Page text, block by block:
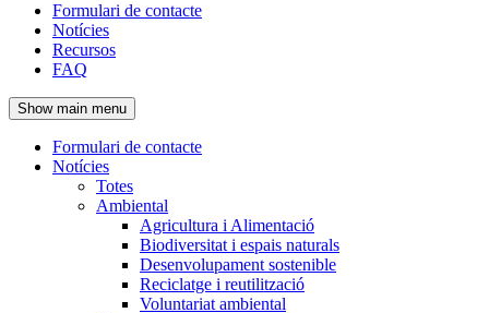
Navegació
principal
de
l'encapçalament
Formulari de contacte
Notícies
Recursos
FAQ
Show main menu
Navegació
principal
Formulari de contacte
Notícies
Totes
Ambiental
Agricultura i Alimentació
Biodiversitat i espais naturals
Desenvolupament sostenible
Reciclatge i reutilització
Voluntariat ambiental